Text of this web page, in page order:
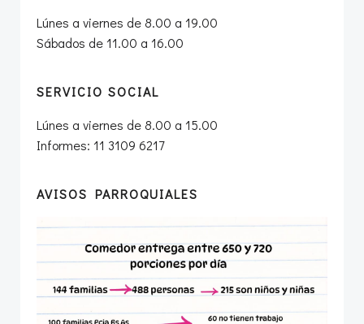
Lúnes a viernes de 8.00 a 19.00
Sábados de 11.00 a 16.00
SERVICIO SOCIAL
Lúnes a viernes de 8.00 a 15.00
Informes: 11 3109 6217
AVISOS PARROQUIALES